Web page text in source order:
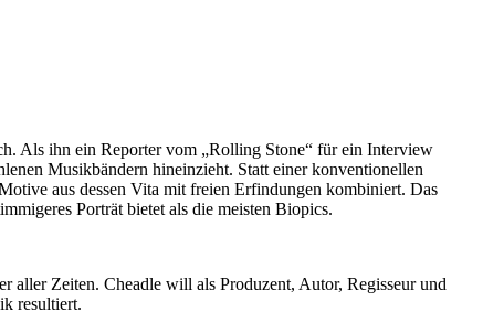
Als ihn ein Reporter vom „Rolling Stone“ für ein Interview
Musikbändern hineinzieht. Statt einer konventionellen
aus dessen Vita mit freien Erfindungen kombiniert. Das
Porträt bietet als die meisten Biopics.
aller Zeiten. Cheadle will als Produzent, Autor, Regisseur und
resultiert.